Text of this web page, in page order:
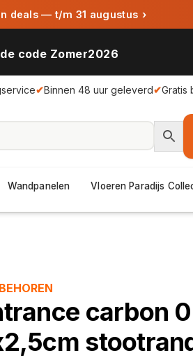
deals — t/m 31 augustus ›
code Zomer2026
✔Binnen 48 uur geleverd✔Gratis
Wandpanelen Vloeren Paradijs
carbon